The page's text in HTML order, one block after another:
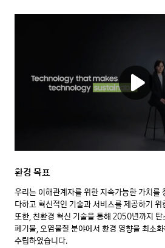
환경 목표
우리는 이해관계자를 위한 지속가능한 가치를
다하고 혁신적인 기술과 서비스를 제공하기
또한, 친환경 혁신 기술을 통해 2050년까지
폐기물, 오염물질 분야에서 환경 영향을 최소
수립하였습니다.